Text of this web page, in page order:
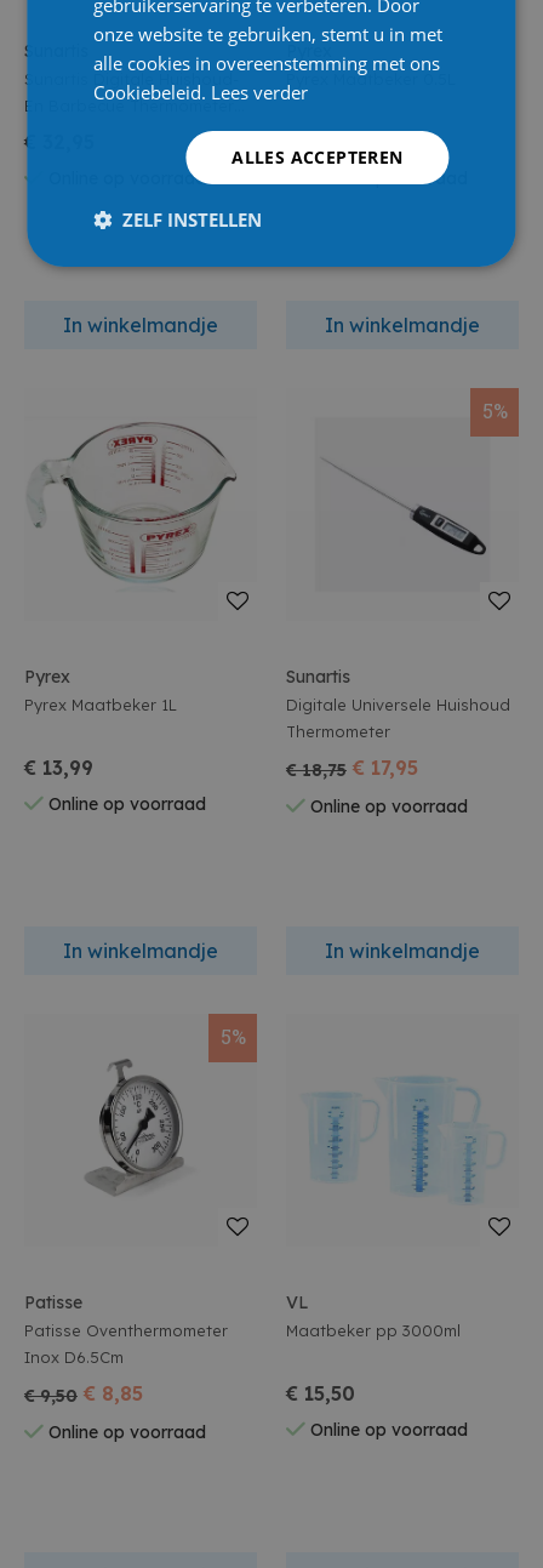
Sunartis
Sunartis Digitale Huishoud-
En Barbecue Thermometer
€ 32,95
Online op voorraad
In winkelmandje
Pyrex
Pyrex Maatbeker 0.5L
Online op voorraad
In winkelmandje
Pyrex
Pyrex Maatbeker 1L
€ 13,99
Online op voorraad
In winkelmandje
5%
Sunartis
Digitale Universele Huishoud
Thermometer
€ 18,75 € 17,95
Online op voorraad
In winkelmandje
5%
Patisse
Patisse Oventhermometer
Inox D6.5Cm
€ 9,50 € 8,85
Online op voorraad
VL
Maatbeker pp 3000ml
€ 15,50
Online op voorraad
onze website te gebruiken, stemt u in met
alle cookies in overeenstemming met ons
Cookiebeleid. Lees verder
ALLES ACCEPTEREN
ZELF INSTELLEN